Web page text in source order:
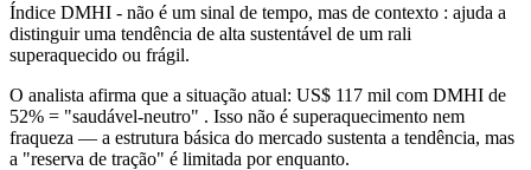
Índice DMHI - não é um sinal de tempo, mas de contexto : ajuda a
distinguir uma tendência de alta sustentável de um rali
superaquecido ou frágil.
O analista afirma que a situação atual: US$ 117 mil com DMHI de
52% = "saudável-neutro" . Isso não é superaquecimento nem
fraqueza — a estrutura básica do mercado sustenta a tendência, mas
a "reserva de tração" é limitada por enquanto.